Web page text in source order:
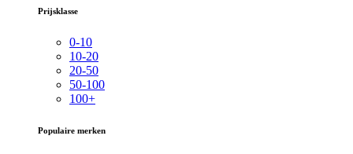
Prijsklasse
0-10
10-20
20-50
50-100
100+
Populaire merken